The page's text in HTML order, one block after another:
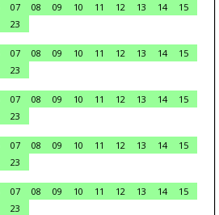
07 08 09 10 11 12 13 14
15
23
07 08 09 10 11 12 13 14
15
23
07 08 09 10 11 12 13 14
15
23
07 08 09 10 11 12 13 14
15
23
07 08 09 10 11 12 13 14
15
23